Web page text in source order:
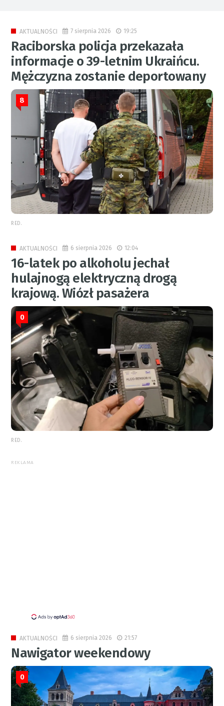
AKTUALNOŚCI 7 sierpnia 2026 19:25
Raciborska policja przekazała
informacje o 39-letnim Ukraińcu.
Mężczyzna zostanie deportowany
8
RED.
AKTUALNOŚCI 6 sierpnia 2026 12:04
16-latek po alkoholu jechał
hulajnogą elektryczną drogą
krajową. Wiózł pasażera
0
RED.
REKLAMA
AKTUALNOŚCI 6 sierpnia 2026 21:57
Nawigator weekendowy
0